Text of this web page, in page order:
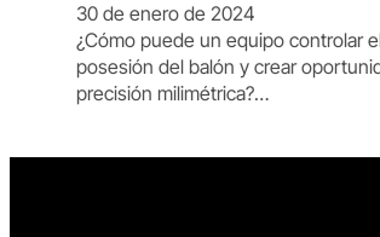
30 de enero de 2024
¿Cómo puede un equipo controlar
posesión del balón y crear
precisión milimétrica?…